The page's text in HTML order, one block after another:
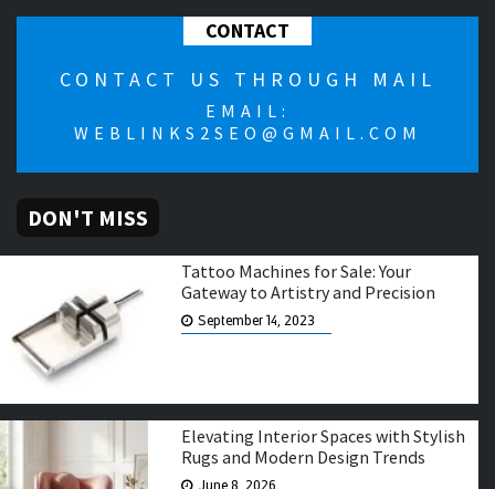
CONTACT
CONTACT US THROUGH MAIL
EMAIL:
WEBLINKS2SEO@GMAIL.COM
DON'T MISS
Tattoo Machines for Sale: Your
Gateway to Artistry and Precision
September 14, 2023
Elevating Interior Spaces with Stylish
Rugs and Modern Design Trends
June 8, 2026